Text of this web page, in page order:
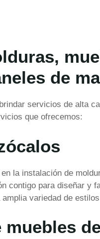
de
servicios de alta
que ofrecemos:
la instalación de
contigo para diseñar y
variedad de